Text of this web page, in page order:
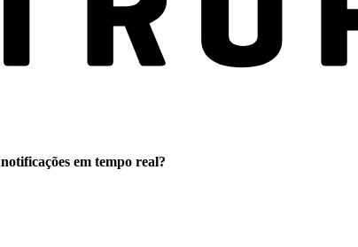
notificações em tempo real?